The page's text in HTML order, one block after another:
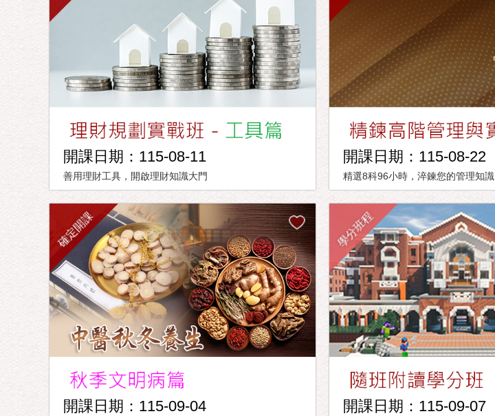
開課日期：115-08-11
善用理財工具，開啟理財知識大門
開課日期：115-08-22
精選8科96小時，淬鍊您的管理知識
確定開課
開課日期：115-09-04
學分班程
開課日期：115-09-07